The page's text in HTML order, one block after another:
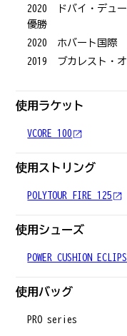
2020 ドバイ・デュ
優勝
2020 ホバート国
2019 ブカレスト・
使用ラケット
VCORE 100
使用ストリング
POLYTOUR FIRE 125
使用シューズ
POWER CUSHION
使用バッグ
PRO series